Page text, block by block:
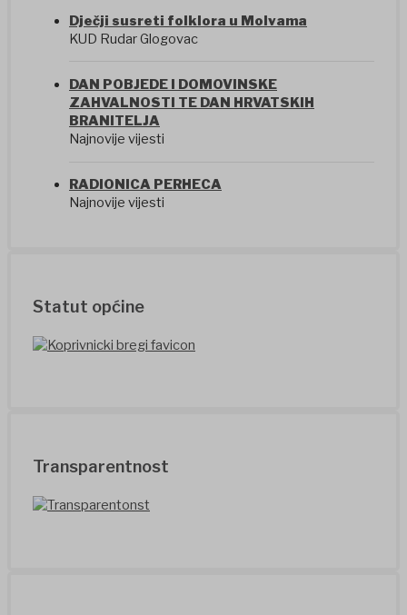
Dječji susreti folklora u Molvama
KUD Rudar Glogovac
DAN POBJEDE I DOMOVINSKE
ZAHVALNOSTI TE DAN HRVATSKIH
BRANITELJA
Najnovije vijesti
RADIONICA PERHECA
Najnovije vijesti
Statut općine
Transparentnost